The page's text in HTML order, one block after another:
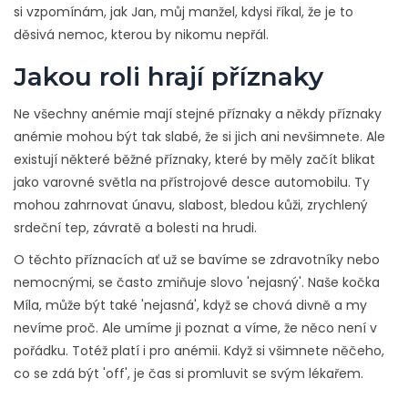
si vzpomínám, jak Jan, můj manžel, kdysi říkal, že je to
děsivá nemoc, kterou by nikomu nepřál.
Jakou roli hrají příznaky
Ne všechny anémie mají stejné příznaky a někdy příznaky
anémie mohou být tak slabé, že si jich ani nevšimnete. Ale
existují některé běžné příznaky, které by měly začít blikat
jako varovné světla na přístrojové desce automobilu. Ty
mohou zahrnovat únavu, slabost, bledou kůži, zrychlený
srdeční tep, závratě a bolesti na hrudi.
O těchto příznacích ať už se bavíme se zdravotníky nebo
nemocnými, se často zmiňuje slovo 'nejasný'. Naše kočka
Míla, může být také 'nejasná', když se chová divně a my
nevíme proč. Ale umíme ji poznat a víme, že něco není v
pořádku. Totéž platí i pro anémii. Když si všimnete něčeho,
co se zdá být 'off', je čas si promluvit se svým lékařem.